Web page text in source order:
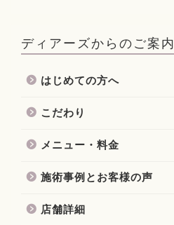
ディアーズからのご案内
はじめての方へ
こだわり
メニュー・料金
施術事例とお客様の声
店舗詳細